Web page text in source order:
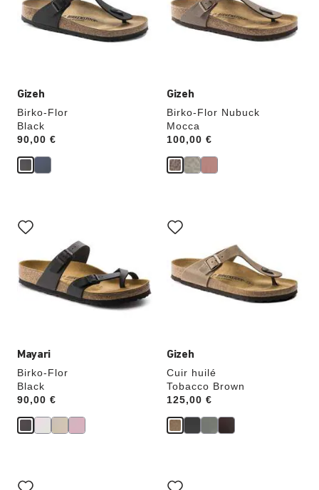
Gizeh
Birko-Flor
Black
Price:
90,00 €
de
couleurs
modifiera
Gizeh
Birko-Flor Nubuck
Mocca
Price:
100,00 €
de
couleurs
modifiera
Mayari
Birko-Flor
Black
Price:
90,00 €
sur
les
échantillons
de
couleurs
modifiera
Gizeh
Cuir huilé
Tobacco Brown
Price:
125,00 €
sur
les
échantillons
de
couleurs
modifiera
sur
sur